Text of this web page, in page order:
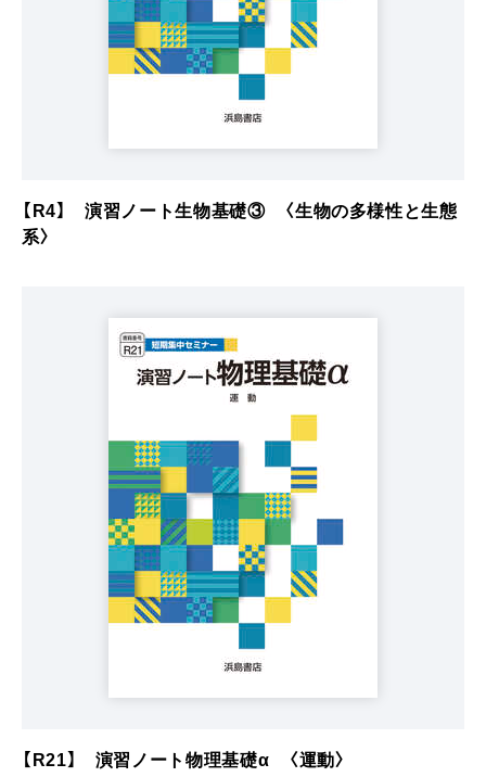
【R4】 演習ノート生物基礎③ 〈生物の多様性と生態
系〉
【R21】 演習ノート物理基礎α 〈運動〉